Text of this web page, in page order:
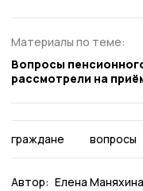
Материалы по теме:
Вопросы
рассмотрели на
граждане вопросы
Автор: Елена Маняхина